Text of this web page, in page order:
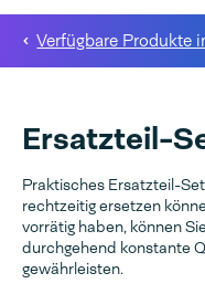
Verfügbare Produkte
Ersatzteil-
Praktisches Ersatzteil-
rechtzeitig ersetzen
vorrätig haben, können
durchgehend konstante
gewährleisten.